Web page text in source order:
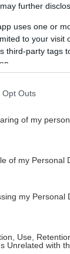
further
uses one or
to your
third-party tags
Opt Outs
of my
of my Personal
my Personal
Use,
Unrelated with